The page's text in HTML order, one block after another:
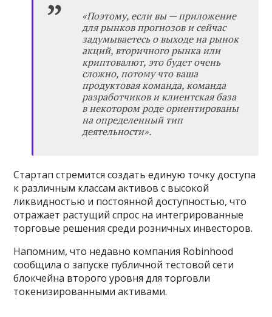
«Поэтому, если вы — приложение
для рынков прогнозов и сейчас
задумываетесь о выходе на рынок
акций, вторичного рынка или
криптовалют, это будет очень
сложно, потому что ваша
продуктовая команда, команда
разработчиков и клиентская база
в некотором роде ориентированы
на определенный тип
деятельности».
Стартап стремится создать единую точку доступа
к различным классам активов с высокой
ликвидностью и постоянной доступностью, что
отражает растущий спрос на интегрированные
торговые решения среди розничных инвесторов.
Напомним, что недавно компания Robinhood
сообщила о запуске публичной тестовой сети
блокчейна второго уровня для торговли
токенизированными активами.